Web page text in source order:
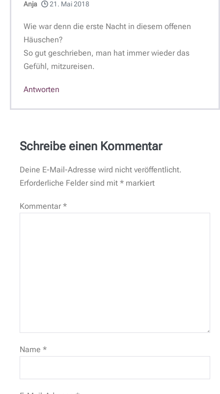
Anja 21. Mai 2018
Wie war denn die erste Nacht in diesem offenen
Häuschen?
So gut geschrieben, man hat immer wieder das
Gefühl, mitzureisen.
Antworten
Schreibe einen Kommentar
Deine E-Mail-Adresse wird nicht veröffentlicht.
Erforderliche Felder sind mit * markiert
Kommentar*
Name *